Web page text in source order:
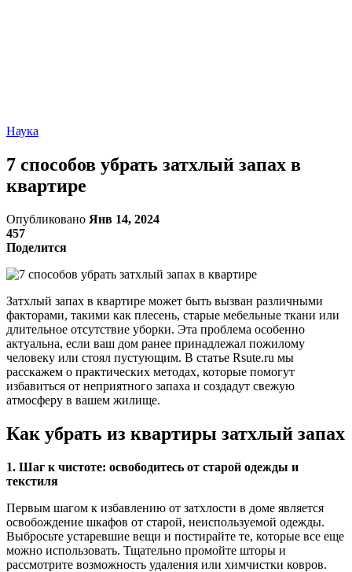
Наука
7 способов убрать затхлый запах в
квартире
Опубликовано Янв 14, 2024
457
Поделится
Затхлый запах в квартире может быть вызван различными
факторами, такими как плесень, старые мебельные ткани или
длительное отсутствие уборки. Эта проблема особенно
актуальна, если ваш дом ранее принадлежал пожилому
человеку или стоял пустующим. В статье Rsute.ru мы
расскажем о практических методах, которые помогут
избавиться от неприятного запаха и создадут свежую
атмосферу в вашем жилище.
Как убрать из квартиры затхлый запах
1. Шаг к чистоте: освободитесь от старой одежды и
текстиля
Первым шагом к избавлению от затхлости в доме является
освобождение шкафов от старой, неиспользуемой одежды.
Выбросьте устаревшие вещи и постирайте те, которые все еще
можно использовать. Тщательно промойте шторы и
рассмотрите возможность удаления или химчистки ковров.